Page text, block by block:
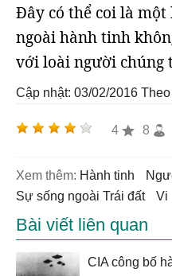
Đây có thể coi là
ngoài hành tinh
với loài người chúng
Cập nhật: 03/02/2016
4 8
Xem thêm: hành tinh
sự sống ngoài Trái đất
Bài viết liên quan
CIA công bố